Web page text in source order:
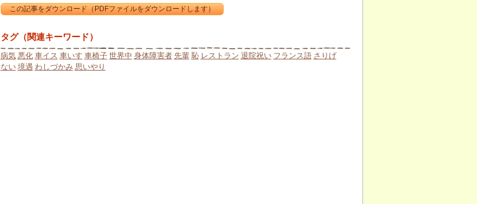
タグ（関連キーワード）
病気 悪化 車イス 車いす 車椅子 世界中 身体障害者 先輩 恥 レストラン 退院祝い フランス語 さりげ
ない 境遇 わしづかみ 思いやり